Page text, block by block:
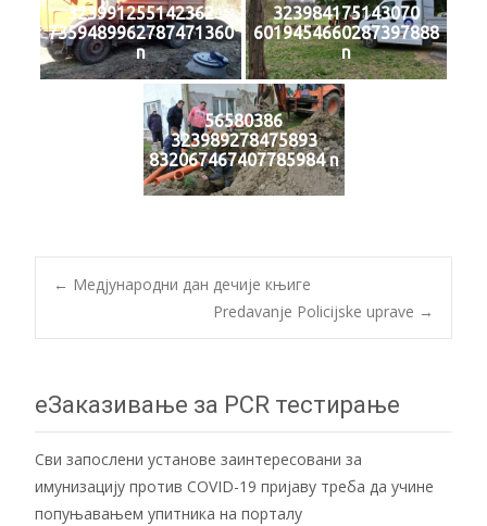
323991255142362
7359489962787471360
n
323984175143070
6019454660287397888
n
56580386
323989278475893
832067467407785984 n
Post
← Медјународни дан дечије књиге
Predavanje Policijske uprave →
еЗаказивање за PCR тестирање
Сви запослени установе заинтересовани за
имунизацију против COVID-19 пријаву треба да учине
попуњавањем упитника на порталу